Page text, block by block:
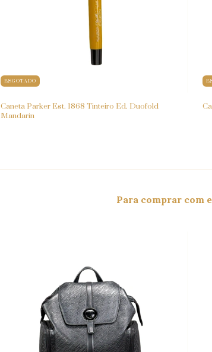
ESGOTADO
Caneta Parker Est. 1868 Tinteiro Ed. Duofold
Mandarin
Para comprar com